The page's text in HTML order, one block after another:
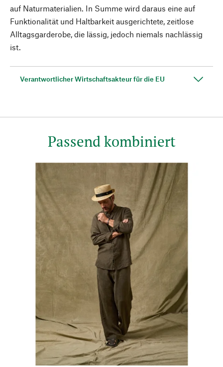
auf Naturmaterialien. In Summe wird daraus eine auf
Funktionalität und Haltbarkeit ausgerichtete, zeitlose
Alltagsgarderobe, die lässig, jedoch niemals nachlässig
ist.
Verantwortlicher Wirtschaftsakteur für die EU
Passend kombiniert